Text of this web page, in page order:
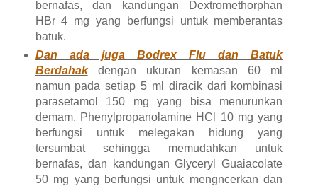
bernafas, dan kandungan Dextromethorphan
HBr 4 mg yang berfungsi untuk memberantas
batuk.
Dan ada juga Bodrex Flu dan Batuk
Berdahakdengan ukuran kemasan 60 ml
namun pada setiap 5 ml diracik dari kombinasi
parasetamol 150 mg yang bisa menurunkan
demam, Phenylpropanolamine HCl 10 mg yang
berfungsi untuk melegakan hidung yang
tersumbat sehingga memudahkan untuk
bernafas, dan kandungan Glyceryl Guaiacolate
50 mg yang berfungsi untuk mengncerkan dan